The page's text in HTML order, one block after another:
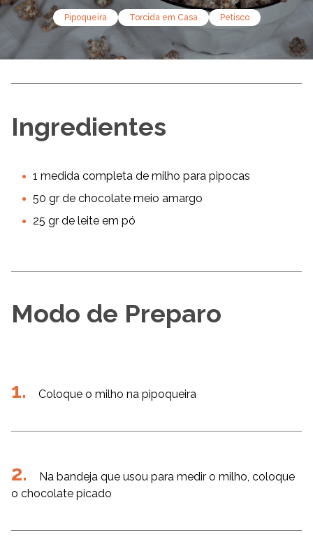
Pipoqueira Torcida em Casa Petisco
Ingredientes
1 medida completa de milho para pipocas
50 gr de chocolate meio amargo
25 gr de leite em pó
Modo de Preparo
Coloque o milho na pipoqueira
Na bandeja que usou para medir o milho, coloque
o chocolate picado